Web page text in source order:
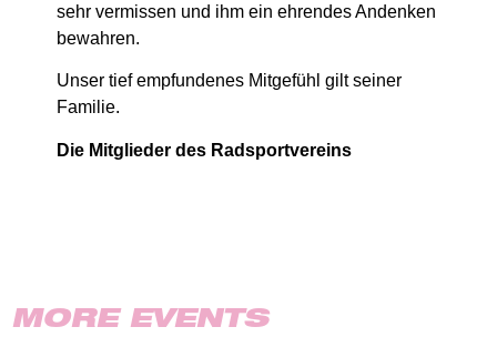
sehr vermissen und ihm ein ehrendes Andenken
bewahren.
Unser tief empfundenes Mitgefühl gilt seiner
Familie.
Die Mitglieder des Radsportvereins
MORE EVENTS